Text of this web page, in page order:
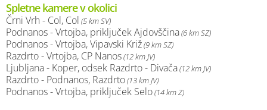
Spletne kamere v okolici
Črni Vrh - Col, Col (5 km SV)
Podnanos - Vrtojba, priključek Ajdovščina(6 km SZ)
Podnanos - Vrtojba, Vipavski Križ(9 km SZ)
Razdrto - Vrtojba, CP Nanos(12 km JV)
Ljubljana - Koper, odsek Razdrto - Divača(12 km JV)
Razdrto - Podnanos, Razdrto(13 km JV)
Podnanos - Vrtojba, priključek Selo(14 km Z)